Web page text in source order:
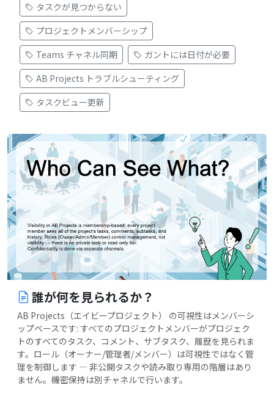
タスクが見つからない
プロジェクトメンバーシップ
Teams チャネル同期
ガントには日付が必要
AB Projects トラブルシューティング
タスクビュー更新
誰が何を見られるか？
AB Projects（エイビープロジェクト） の可視性はメンバーシ
ップベースです: すべてのプロジェクトメンバーがプロジェク
トのすべてのタスク、コメント、サブタスク、履歴を見られま
す。ロール（オーナー/管理者/メンバー）は可視性ではなく管
理を制御します — 非公開タスクや読み取り専用の階層はあり
ません。機密保持は別チャネルで行います。